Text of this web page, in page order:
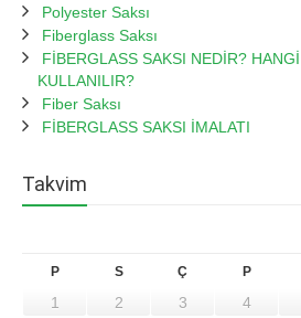
Polyester Saksı
Fiberglass Saksı
FİBERGLASS SAKSI NEDİR?
KULLANILIR?
Fiber Saksı
FİBERGLASS SAKSI İMALATI
Takvim
P S Ç P
1 2 3 4